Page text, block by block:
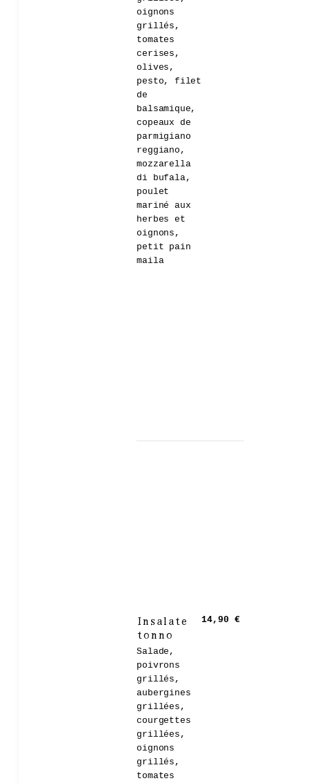
oignons
grillés,
tomates
cerises,
olives,
pesto, filet
de
balsamique,
copeaux de
parmigiano
reggiano,
mozzarella
di bufala,
poulet
mariné aux
herbes et
oignons,
petit pain
maila
Insalate
tonno
Salade,
poivrons
grillés,
aubergines
grillées,
courgettes
grillées,
oignons
grillés,
tomates
14,90 €